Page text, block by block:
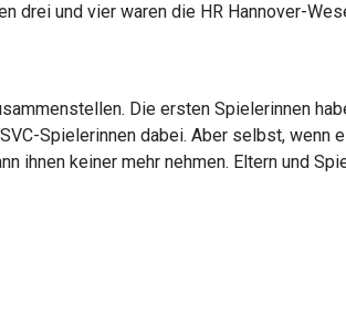
drei und vier waren die HR Hannover-
Die ersten Spielerinnen
Spielerinnen dabei. Aber selbst, wenn
ihnen keiner mehr nehmen. Eltern und